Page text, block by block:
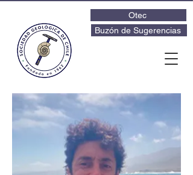
Otec
Buzón de Sugerencias